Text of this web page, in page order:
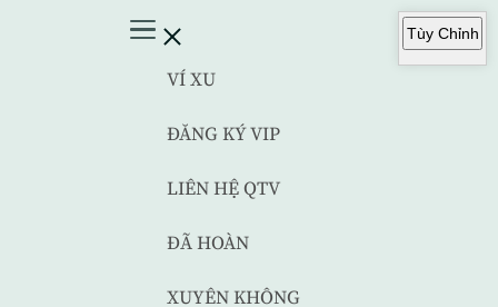
VÍ XU
ĐĂNG KÝ VIP
LIÊN HỆ QTV
ĐÃ HOÀN
XUYÊN KHÔNG
Tùy Chỉnh